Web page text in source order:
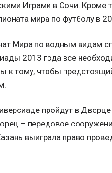
Играми в Сочи. Кроме
мира по футболу в
Мира по водным видам
2013 года все
к тому, чтобы
пройдут в
– передовое
выиграла право